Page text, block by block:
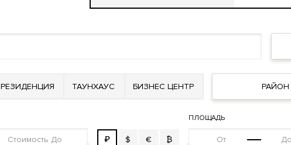
РЕЗИДЕНЦИЯ ТАУНХАУС БИЗНЕС ЦЕНТР РАЙОН
₽ $ € ₿
ПЛОЩАДЬ